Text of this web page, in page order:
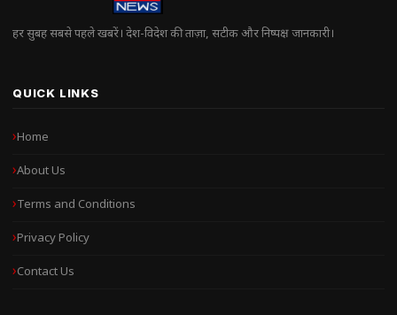
हर सुबह सबसे पहले खबरें। देश-विदेश की ताज़ा, सटीक और निष्पक्ष जानकारी।
QUICK LINKS
Home
About Us
Terms and Conditions
Privacy Policy
Contact Us